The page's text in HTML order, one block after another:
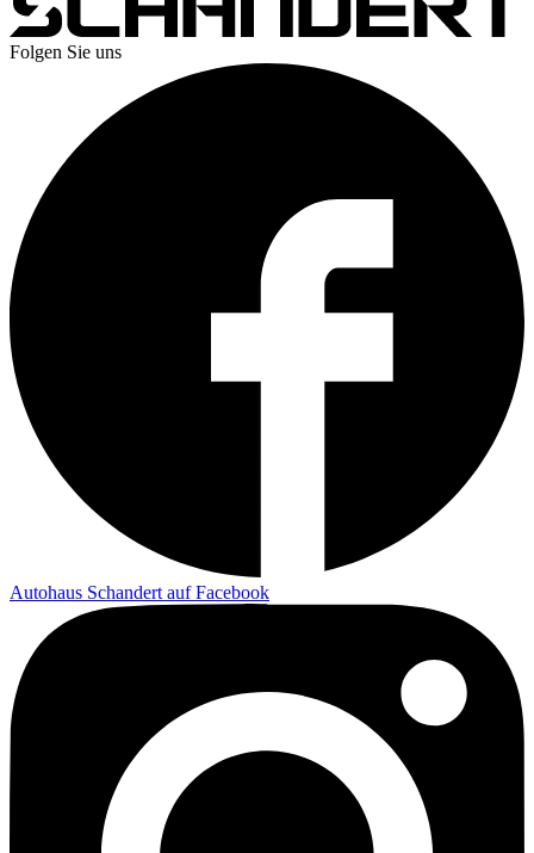
Folgen Sie uns
Autohaus Schandert auf Facebook